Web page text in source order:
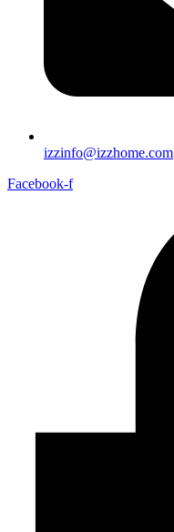
izzinfo@izzhome.com
Facebook-f